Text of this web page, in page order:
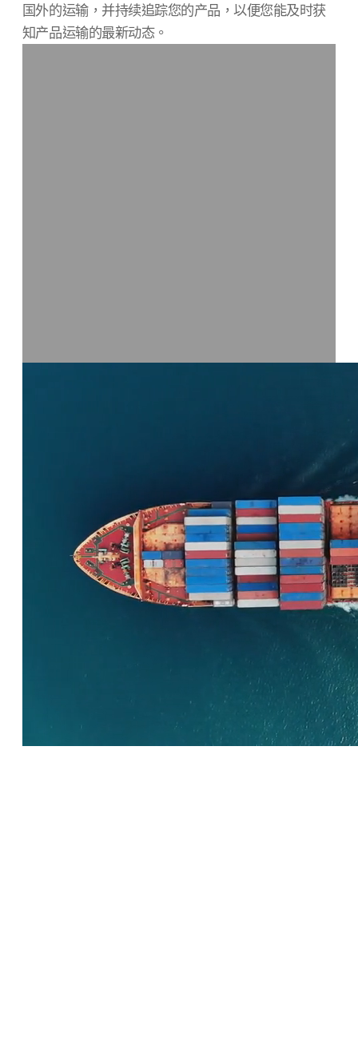
国外的运输，并持续追踪您的产品，以便您能及时获
知产品运输的最新动态。